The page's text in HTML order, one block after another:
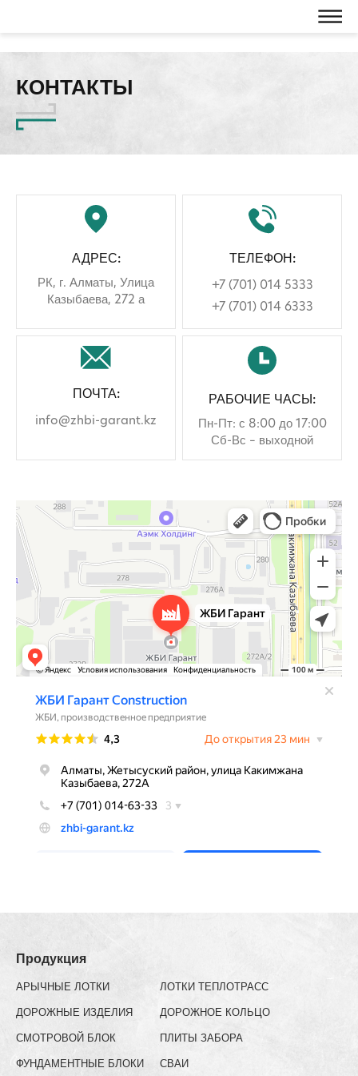
КОНТАКТЫ
АДРЕС:
РК, г. Алматы, ​Улица
Казыбаева, 272 а
ТЕЛЕФОН:
+7 (701) 014 5333
+7 (701) 014 6333
ПОЧТА:
info@zhbi-garant.kz
РАБОЧИЕ ЧАСЫ:
Пн-Пт: с 8:00 до 17:00
Сб-Вс – выходной
ЖБИ Гарант
ЖБИ в Алматы
Производственное предприятие в Алматы
Продукция
АРЫЧНЫЕ ЛОТКИ ЛОТКИ ТЕПЛОТРАСС
ДОРОЖНЫЕ ИЗДЕЛИЯ ДОРОЖНОЕ КОЛЬЦО
СМОТРОВОЙ БЛОК ПЛИТЫ ЗАБОРА
ФУНДАМЕНТНЫЕ БЛОКИ СВАИ